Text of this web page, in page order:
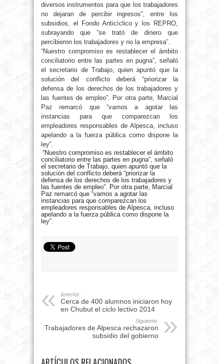
diversos instrumentos para que los trabajadores
no dejaran de percibir ingresos”, entre los
subsidios, el Fondo Anticíclico y los REPRO,
subrayando que “se trató de dinero que
percibieron los trabajadores y no la empresa”.
“Nuestro compromiso es restablecer el ámbito
conciliatorio entre las partes en pugna”, señaló
el secretario de Trabajo, quien apuntó que la
solución del conflicto deberá “priorizar la
defensa de los derechos de los trabajadores y
las fuentes de empleo”. Por otra parte, Marcial
Paz remarcó que “vamos a agotar las
instancias para que comparezcan los
empleadores responsables de Alpesca, incluso
apelando a la fuerza pública como dispone la
ley”.
“Nuestro compromiso es restablecer el ámbito
conciliatorio entre las partes en pugna”, señaló
el secretario de Trabajo, quien apuntó que la
solución del conflicto deberá “priorizar la
defensa de los derechos de los trabajadores y
las fuentes de empleo”. Por otra parte, Marcial
Paz remarcó que “vamos a agotar las
instancias para que comparezcan los
empleadores responsables de Alpesca, incluso
apelando a la fuerza pública como dispone la
ley”.
Anterior:
Cerca de 400 alumnos iniciaron hoy
en Chubut el ciclo lectivo 2014
Siguiente:
Trabajadores de Alpesca rechazaron
subsidio del gobierno